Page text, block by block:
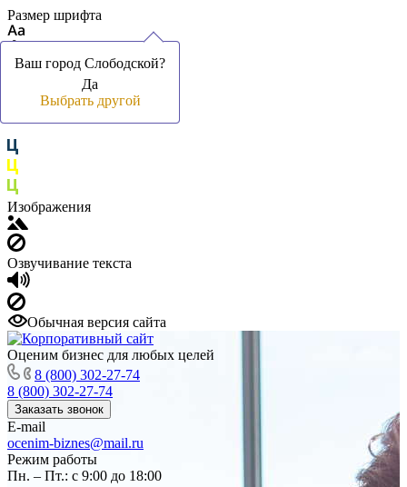
Размер шрифта
Цвет фона и шрифта
Изображения
Озвучивание текста
Обычная версия сайта
Оценим бизнес для любых целей
8 (800) 302-27-74
8 (800) 302-27-74
Заказать звонок
E-mail
ocenim-biznes@mail.ru
Режим работы
Пн. – Пт.: с 9:00 до 18:00
Ваш город Слободской?
Да
Выбрать другой
Ваш город Слободской?
Да
Выбрать другой